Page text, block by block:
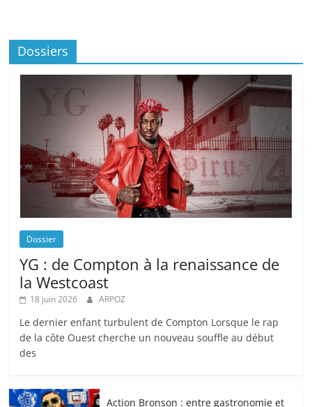
Dossiers
Dossier
YG : de Compton à la renaissance de
la Westcoast
18 juin 2026 ARPOZ
Le dernier enfant turbulent de Compton Lorsque le rap
de la côte Ouest cherche un nouveau souffle au début
des
Action Bronson : entre gastronomie et